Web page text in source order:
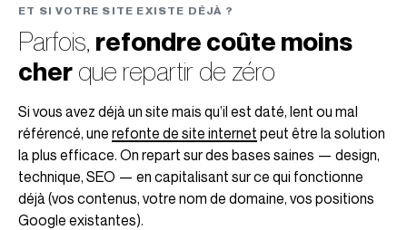
ET SI VOTRE SITE EXISTE DÉJÀ ?
Parfois, refondre coûte moins
cher que repartir de zéro
Si vous avez déjà un site mais qu’il est daté, lent ou mal
référencé, une refonte de site internet peut être la solution
la plus efficace. On repart sur des bases saines — design,
technique, SEO — en capitalisant sur ce qui fonctionne
déjà (vos contenus, votre nom de domaine, vos positions
Google existantes).